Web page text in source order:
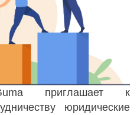
приглашает к
юридические